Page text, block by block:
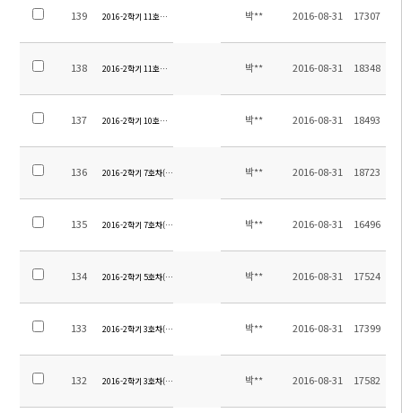
139 2016-2학기 11호차(신구지역) 탑승장소 안내-2박** 2016-08-31 17307
138 2016-2학기 11호차(신구지역) 탑승장소 안내박** 2016-08-31 18348
137 2016-2학기 10호차(링롱완) 탑승장소 안내 박** 2016-08-31 18493
136 2016-2학기 7호차(야걸지역) 탑승장소 안내-2박** 2016-08-31 18723
135 2016-2학기 7호차(야걸지역) 탑승장소 안내 박** 2016-08-31 16496
134 2016-2학기 5호차(링롱완) 탑승장소 안내 박** 2016-08-31 17524
133 2016-2학기 3호차(오강지역) 탑승장소 안내 박** 2016-08-31 17399
132 2016-2학기 3호차(후판지역) 탑승장소 안내 박** 2016-08-31 17582